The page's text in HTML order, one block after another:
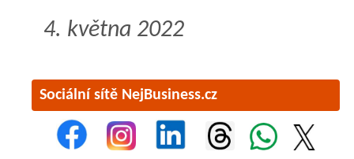
4. května 2022
Sociální sítě NejBusiness.cz